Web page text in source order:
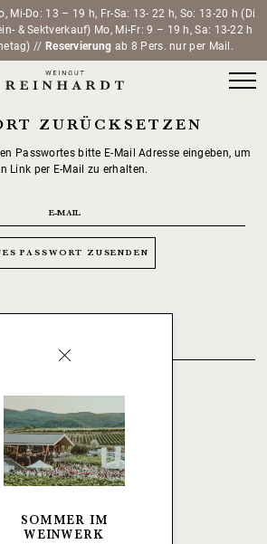
Mi-Do: 13 – 19 h, Fr-Sa: 13- 22 h, So: 13-20 h (Di
& Sektverkauf) Mo, Mi-Fr: 9 – 19 h, Sa: 13-22 h
// Reservierung ab 8 Pers. nur per Mail.
SOMMER IM
WEINWERK
ZURÜCKSETZEN
Passwortes bitte E-Mail Adresse eingeben, um
Link per E-Mail zu erhalten.
PASSWORT ZUSENDEN
Weingut wird empfohlen von: